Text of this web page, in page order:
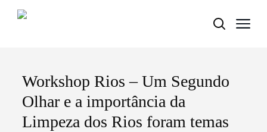
Termo de Pesquisa
Workshop Rios – Um Segundo
Olhar e a importância da
Limpeza dos Rios foram temas